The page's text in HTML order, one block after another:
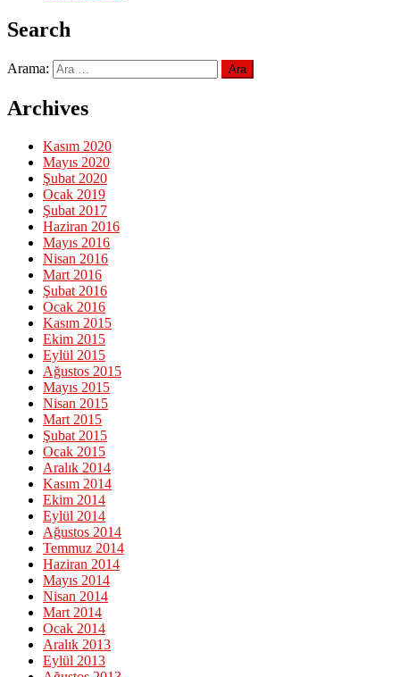
Search
Arama:
Archives
Kasım 2020
Mayıs 2020
Şubat 2020
Ocak 2019
Şubat 2017
Haziran 2016
Mayıs 2016
Nisan 2016
Mart 2016
Şubat 2016
Ocak 2016
Kasım 2015
Ekim 2015
Eylül 2015
Ağustos 2015
Mayıs 2015
Nisan 2015
Mart 2015
Şubat 2015
Ocak 2015
Aralık 2014
Kasım 2014
Ekim 2014
Eylül 2014
Ağustos 2014
Temmuz 2014
Haziran 2014
Mayıs 2014
Nisan 2014
Mart 2014
Ocak 2014
Aralık 2013
Eylül 2013